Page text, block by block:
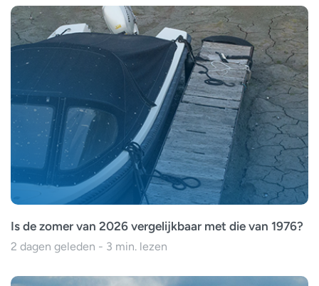
Is de zomer van 2026 vergelijkbaar met die van 1976?
2 dagen geleden - 3 min. lezen